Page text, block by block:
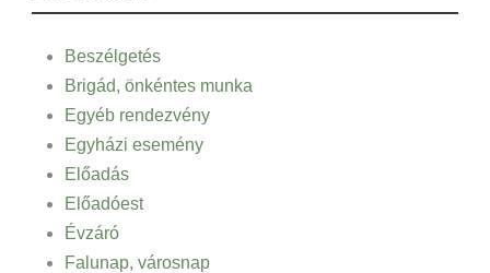
Beszélgetés
Brigád, önkéntes munka
Egyéb rendezvény
Egyházi esemény
Előadás
Előadóest
Évzáró
Falunap, városnap